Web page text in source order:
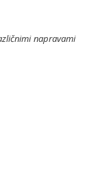
napravami